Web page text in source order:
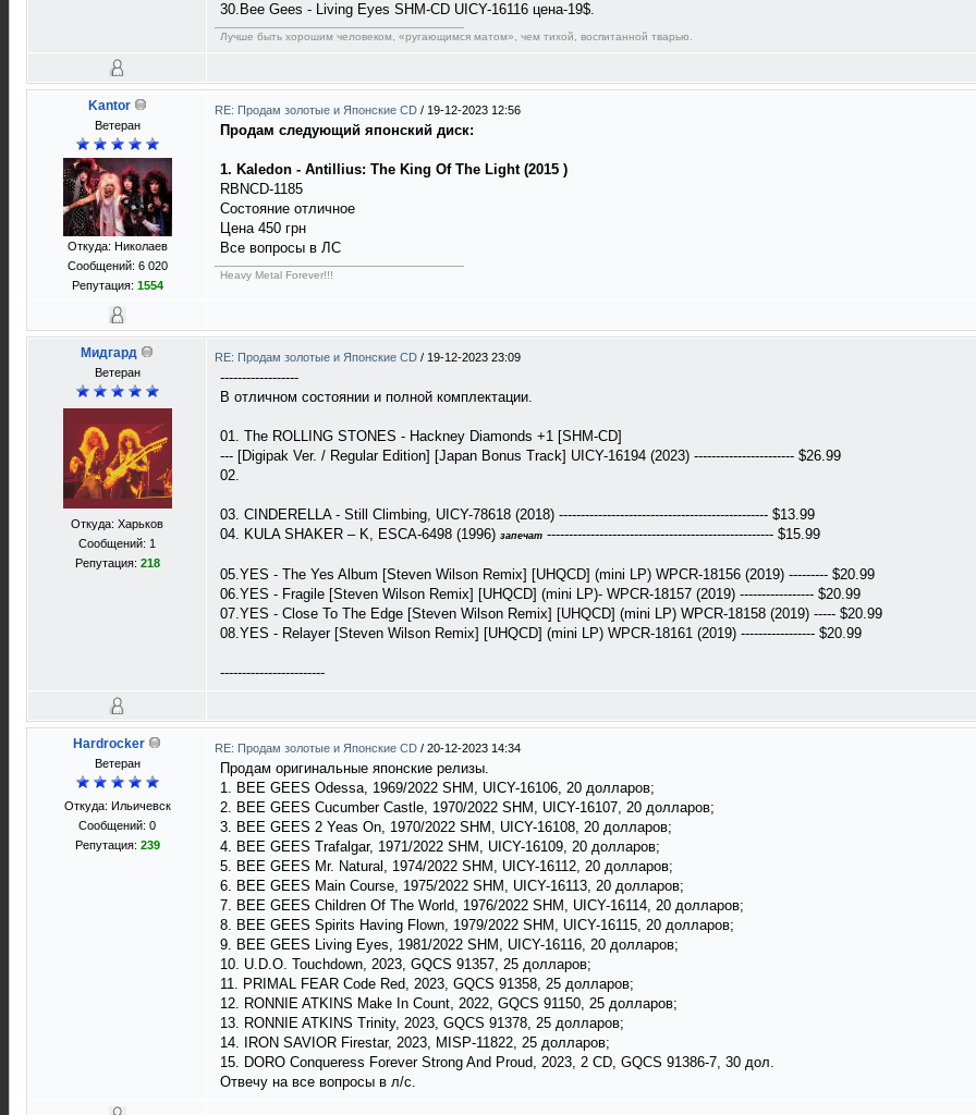
30.Bee Gees - Living Eyes SHM-CD UICY-16116 цена-19$.
Лучше быть хорошим человеком, «ругающимся матом», чем тихой, воспитанной тварью.
Kantor
Ветеран
Откуда: Николаев
Сообщений: 6 020
Репутация: 1554
RE: Продам золотые и Японские CD / 19-12-2023 12:56
Продам следующий японский диск:
1. Kaledon - Antillius: The King Of The Light (2015 )
RBNCD-1185
Состояние отличное
Цена 450 грн
Все вопросы в ЛС
Heavy Metal Forever!!!
Мидгард
Ветеран
Откуда: Харьков
Сообщений: 1
Репутация: 218
RE: Продам золотые и Японские CD / 19-12-2023 23:09
------------------
В отличном состоянии и полной комплектации.
01. The ROLLING STONES - Hackney Diamonds +1 [SHM-CD]
--- [Digipak Ver. / Regular Edition] [Japan Bonus Track] UICY-16194 (2023) ----------------------- $26.99
02.
03. CINDERELLA - Still Climbing, UICY-78618 (2018) ------------------------------------------------ $13.99
04. KULA SHAKER – K, ESCA-6498 (1996) запечат ---------------------------------------------------- $15.99
05.YES - The Yes Album [Steven Wilson Remix] [UHQCD] (mini LP) WPCR-18156 (2019) --------- $20.99
06.YES - Fragile [Steven Wilson Remix] [UHQCD] (mini LP)- WPCR-18157 (2019) ----------------- $20.99
07.YES - Close To The Edge [Steven Wilson Remix] [UHQCD] (mini LP) WPCR-18158 (2019) ----- $20.99
08.YES - Relayer [Steven Wilson Remix] [UHQCD] (mini LP) WPCR-18161 (2019) ----------------- $20.99
------------------------
Hardrocker
Ветеран
Откуда: Ильичевск
Сообщений: 0
Репутация: 239
RE: Продам золотые и Японские CD / 20-12-2023 14:34
Продам оригинальные японские релизы.
1. BEE GEES Odessa, 1969/2022 SHM, UICY-16106, 20 долларов;
2. BEE GEES Cucumber Castle, 1970/2022 SHM, UICY-16107, 20 долларов;
3. BEE GEES 2 Yeas On, 1970/2022 SHM, UICY-16108, 20 долларов;
4. BEE GEES Trafalgar, 1971/2022 SHM, UICY-16109, 20 долларов;
5. BEE GEES Mr. Natural, 1974/2022 SHM, UICY-16112, 20 долларов;
6. BEE GEES Main Course, 1975/2022 SHM, UICY-16113, 20 долларов;
7. BEE GEES Children Of The World, 1976/2022 SHM, UICY-16114, 20 долларов;
8. BEE GEES Spirits Having Flown, 1979/2022 SHM, UICY-16115, 20 долларов;
9. BEE GEES Living Eyes, 1981/2022 SHM, UICY-16116, 20 долларов;
10. U.D.O. Touchdown, 2023, GQCS 91357, 25 долларов;
11. PRIMAL FEAR Code Red, 2023, GQCS 91358, 25 долларов;
12. RONNIE ATKINS Make In Count, 2022, GQCS 91150, 25 долларов;
13. RONNIE ATKINS Trinity, 2023, GQCS 91378, 25 долларов;
14. IRON SAVIOR Firestar, 2023, MISP-11822, 25 долларов;
15. DORO Conqueress Forever Strong And Proud, 2023, 2 CD, GQCS 91386-7, 30 дол.
Отвечу на все вопросы в л/с.